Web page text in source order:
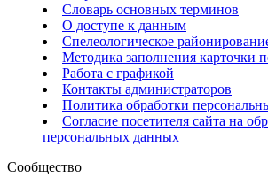
Словарь основных терминов
О доступе к данным
Спелеологическое
Методика заполнения карточки
Работа с графикой
Контакты администраторов
Политика обработки
Согласие посетителя сайта на
персональных данных
Сообщество